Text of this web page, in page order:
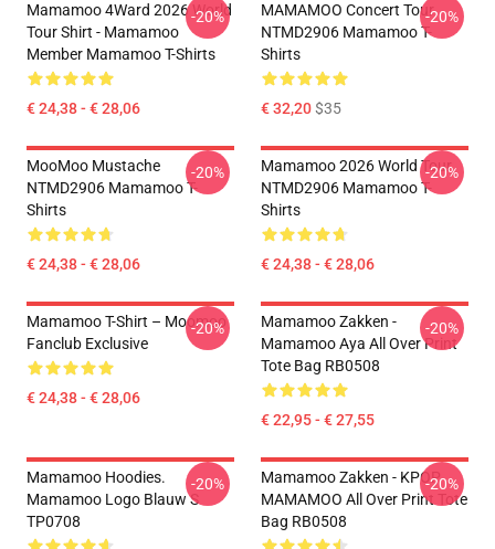
Mamamoo 4Ward 2026 World
Tour Shirt - Mamamoo
Member Mamamoo T-Shirts
€ 24,38 - € 28,06
-20%
MAMAMOO Concert Tour
NTMD2906 Mamamoo T-
Shirts
€ 32,20$35
-20%
MooMoo Mustache
NTMD2906 Mamamoo T-
Shirts
€ 24,38 - € 28,06
-20%
Mamamoo 2026 World Tour
NTMD2906 Mamamoo T-
Shirts
€ 24,38 - € 28,06
-20%
Mamamoo T-Shirt – Moomoo
Fanclub Exclusive
€ 24,38 - € 28,06
-20%
Mamamoo Zakken -
Mamamoo Aya All Over Print
Tote Bag RB0508
€ 22,95 - € 27,55
-20%
Mamamoo Hoodies.
Mamamoo Logo Blauw S
TP0708
-20%
Mamamoo Zakken - KPOP
MAMAMOO All Over Print Tote
Bag RB0508
-20%